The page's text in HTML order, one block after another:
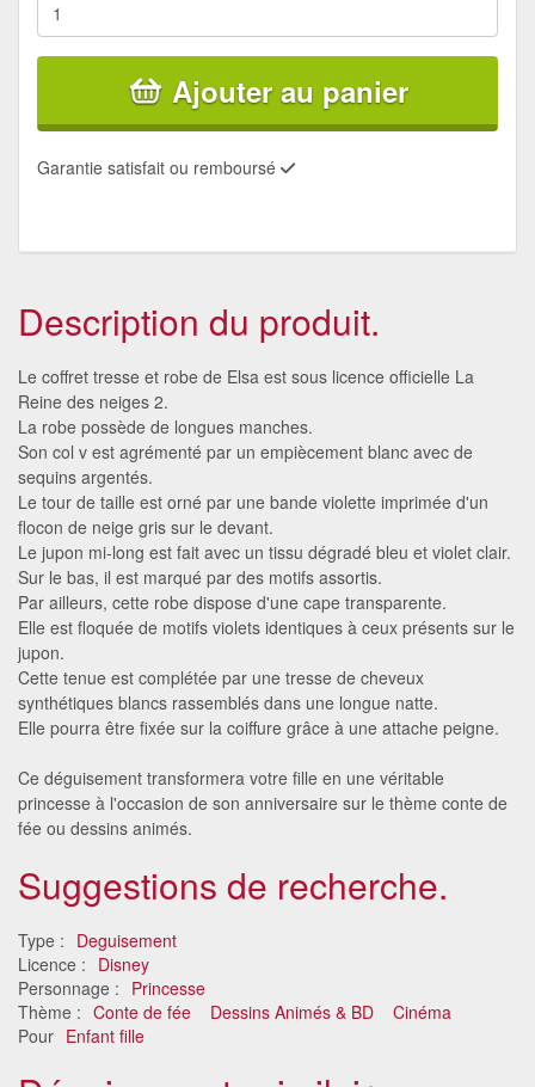
Ajouter au panier
Garantie satisfait ou remboursé
Description du produit.
Le coffret tresse et robe de Elsa est sous licence officielle La
Reine des neiges 2.
La robe possède de longues manches.
Son col v est agrémenté par un empiècement blanc avec de
sequins argentés.
Le tour de taille est orné par une bande violette imprimée d'un
flocon de neige gris sur le devant.
Le jupon mi-long est fait avec un tissu dégradé bleu et violet clair.
Sur le bas, il est marqué par des motifs assortis.
Par ailleurs, cette robe dispose d'une cape transparente.
Elle est floquée de motifs violets identiques à ceux présents sur le
jupon.
Cette tenue est complétée par une tresse de cheveux
synthétiques blancs rassemblés dans une longue natte.
Elle pourra être fixée sur la coiffure grâce à une attache peigne.
Ce déguisement transformera votre fille en une véritable
princesse à l'occasion de son anniversaire sur le thème conte de
fée ou dessins animés.
Suggestions de recherche.
Type : Deguisement
Licence : Disney
Personnage : Princesse
Thème : Conte de fée Dessins Animés & BD
Cinéma
Pour Enfant fille